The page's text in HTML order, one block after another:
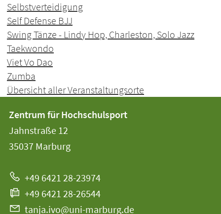
Selbstverteidigung
Self Defense BJJ
Swing Tänze - Lindy Hop, Charleston, Solo Jazz
Taekwondo
Viet Vo Dao
Zumba
Übersicht aller Veranstaltungsorte
Kontakt
und
Informationen
Website
der
Universität
Marburg
Zentrum für Hochschulsport
Jahnstraße 12
35037 Marburg
+49 6421 28-23974
+49 6421 28-26544
tanja.ivo@uni-marburg.de